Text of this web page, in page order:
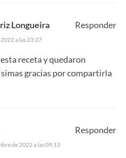
Longueira
a las 23:27
receta y quedaron
gracias por compartirla
Responder
de 2022 a las 09:13
Responder